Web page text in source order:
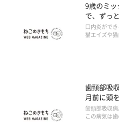
9歳のミ
で、ずっ
が治りま
きでしょう
口内炎がで
猫エイズや
歯頸部吸
月前に頭
の処置は
らいいで
歯頸部吸収
この病気は